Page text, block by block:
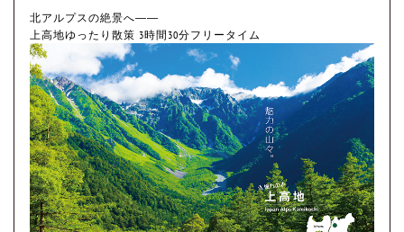
北アルプスの絶景へ――
上高地ゆったり散策 3時間30分フリータイム